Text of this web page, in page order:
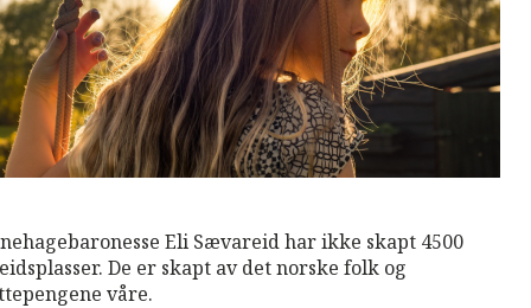
Eli Sævareid har ikke skapt 4500
De er skapt av det norske folk og
våre.